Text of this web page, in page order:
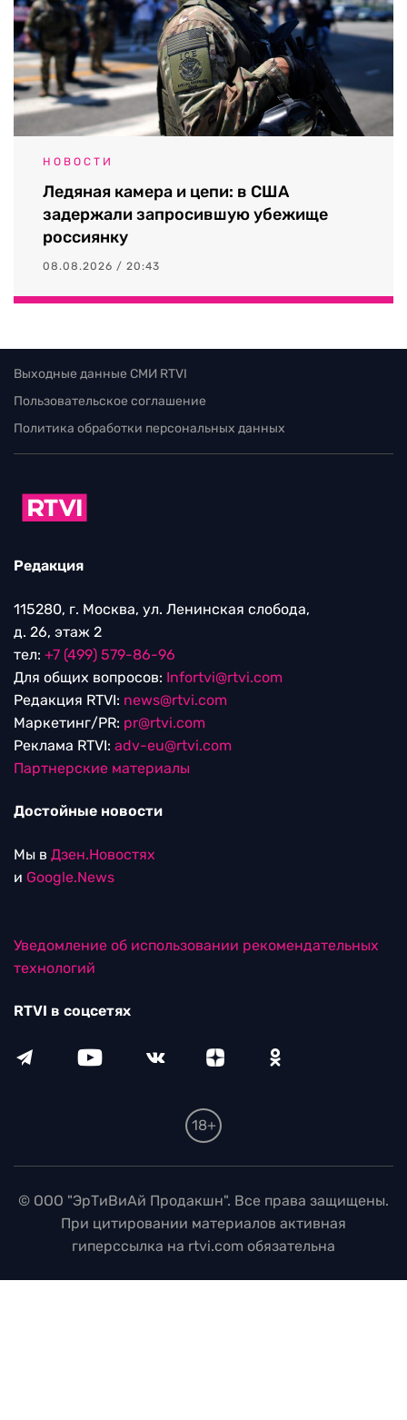
НОВОСТИ
Ледяная камера и цепи: в США
задержали запросившую убежище
россиянку
08.08.2026 / 20:43
Выходные данные СМИ RTVI
Пользовательское соглашение
Политика обработки персональных данных
Редакция
115280, г. Москва, ул. Ленинская слобода,
д. 26, этаж 2
тел: +7 (499) 579-86-96
Для общих вопросов: Infortvi@rtvi.com
Редакция RTVI: news@rtvi.com
Маркетинг/PR: pr@rtvi.com
Реклама RTVI: adv-eu@rtvi.com
Партнерские материалы
Достойные новости
Мы в Дзен.Новостях
и Google.News
Уведомление об использовании рекомендательных
технологий
RTVI в соцсетях
18+
© ООО "ЭрТиВиАй Продакшн". Все права защищены.
При цитировании материалов активная
гиперссылка на rtvi.com обязательна